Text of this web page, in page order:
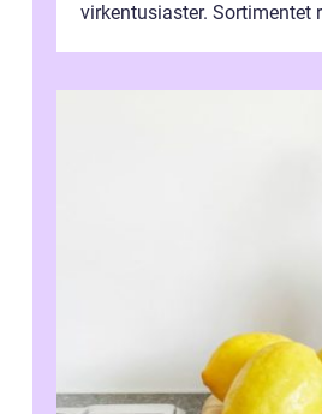
virkentusiaster. Sortimentet